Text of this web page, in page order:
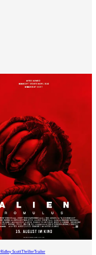
Ridley ScottThrillerTrailer